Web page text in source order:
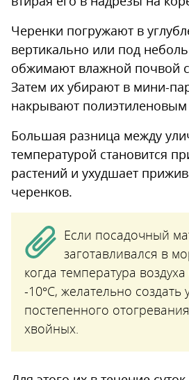
Черенки погружают в
вертикально или под
обжимают влажной почвой
Затем их убирают в мини-
накрывают полиэтиленовым
Большая разница между
температурой становится
растений и ухудшает
черенков.
Если посадочный
заготавливался в
когда температура
-10°С, желательно создать
постепенного
хвойных.